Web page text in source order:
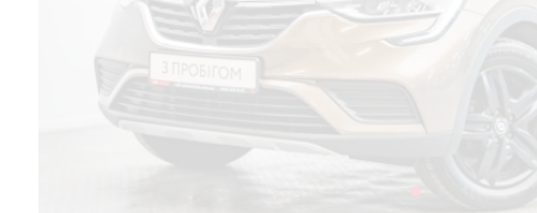
VIDI Кар'єра
Контакти
акціями, послугами та новинками